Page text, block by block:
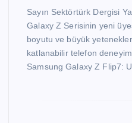
Sayın Sektörtürk Dergisi
Galaxy Z Serisinin yeni
boyutu ve büyük
katlanabilir telefon
Samsung Galaxy Z Flip7: